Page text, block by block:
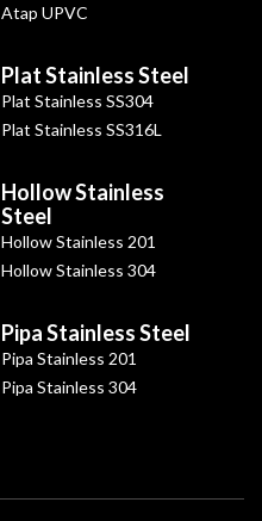
Atap UPVC
Plat Stainless Steel
Plat Stainless SS304
Plat Stainless SS316L
Hollow Stainless
Steel
Hollow Stainless 201
Hollow Stainless 304
Pipa Stainless Steel
Pipa Stainless 201
Pipa Stainless 304